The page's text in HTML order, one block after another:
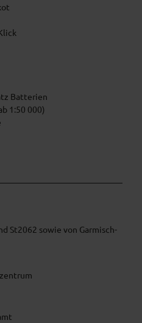
Batterien
1:50 000)
St2062 sowie von Garmisch-